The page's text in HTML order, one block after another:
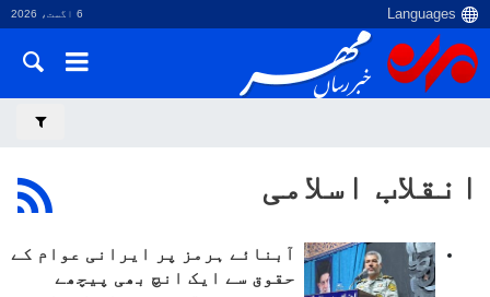
6 اگست، 2026
انقلاب اسلامی
آبنائے ہرمز پر ایرانی عوام کے
حقوق سے ایک انچ بھی پیچھے